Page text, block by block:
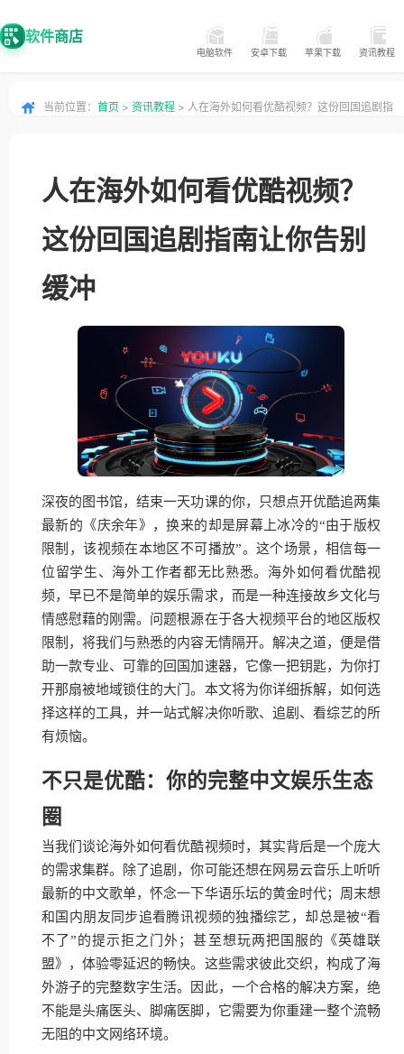
软件商店
电脑软件 安卓下载 苹果下载 资讯教程
当前位置： 首页 > 资讯教程 > 人在海外如何看优酷视频？这份回国追剧指
人在海外如何看优酷视频？
这份回国追剧指南让你告别
缓冲
深夜的图书馆，结束一天功课的你，只想点开优酷追两集
最新的《庆余年》，换来的却是屏幕上冰冷的“由于版权
限制，该视频在本地区不可播放”。这个场景，相信每一
位留学生、海外工作者都无比熟悉。海外如何看优酷视
频，早已不是简单的娱乐需求，而是一种连接故乡文化与
情感慰藉的刚需。问题根源在于各大视频平台的地区版权
限制，将我们与熟悉的内容无情隔开。解决之道，便是借
助一款专业、可靠的回国加速器，它像一把钥匙，为你打
开那扇被地域锁住的大门。本文将为你详细拆解，如何选
择这样的工具，并一站式解决你听歌、追剧、看综艺的所
有烦恼。
不只是优酷：你的完整中文娱乐生态
圈
当我们谈论海外如何看优酷视频时，其实背后是一个庞大
的需求集群。除了追剧，你可能还想在网易云音乐上听听
最新的中文歌单，怀念一下华语乐坛的黄金时代；周末想
和国内朋友同步追看腾讯视频的独播综艺，却总是被“看
不了”的提示拒之门外；甚至想玩两把国服的《英雄联
盟》，体验零延迟的畅快。这些需求彼此交织，构成了海
外游子的完整数字生活。因此，一个合格的解决方案，绝
不能是头痛医头、脚痛医脚，它需要为你重建一整个流畅
无阻的中文网络环境。